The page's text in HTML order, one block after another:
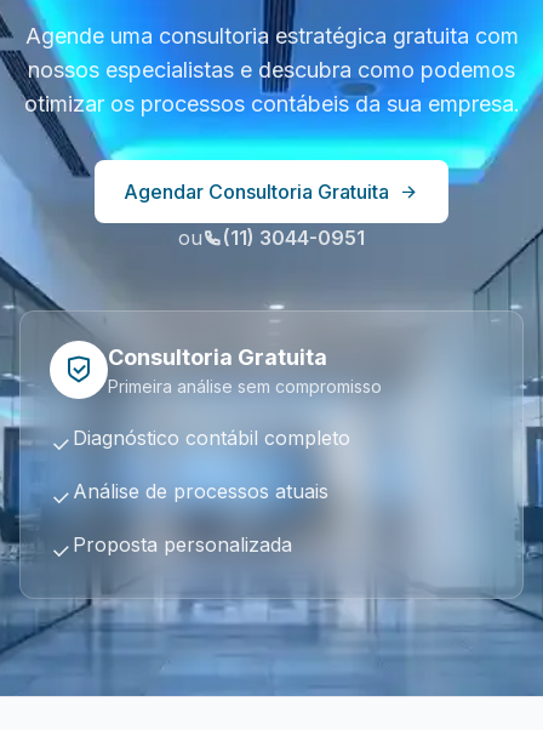
Agende uma consultoria estratégica gratuita com
nossos especialistas e descubra como podemos
otimizar os processos contábeis da sua empresa.
Agendar Consultoria Gratuita
ou
(11) 3044-0951
Consultoria Gratuita
Primeira análise sem compromisso
Diagnóstico contábil completo
Análise de processos atuais
Proposta personalizada